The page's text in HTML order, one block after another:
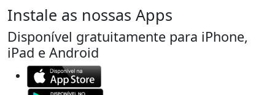
Instale as nossas Apps
Disponível gratuitamente para iPhone,
iPad e Android